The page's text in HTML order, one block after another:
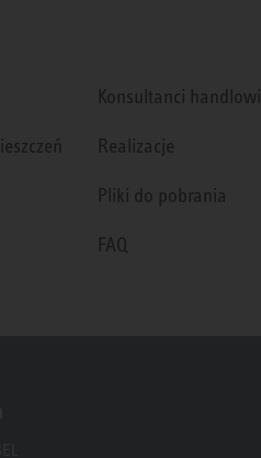
Konsultanci handlowi
Realizacje
Pliki do pobrania
FAQ